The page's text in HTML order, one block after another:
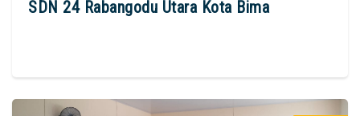
SDN 24 Rabangodu Utara Kota Bima